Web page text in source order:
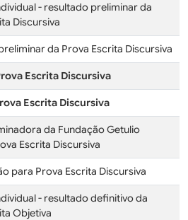
- resultado preliminar da
Discursiva
da Prova Escrita Discursiva
Escrita Discursiva
Escrita Discursiva
da Fundação Getulio
Escrita Discursiva
para Prova Escrita Discursiva
- resultado definitivo da
Objetiva